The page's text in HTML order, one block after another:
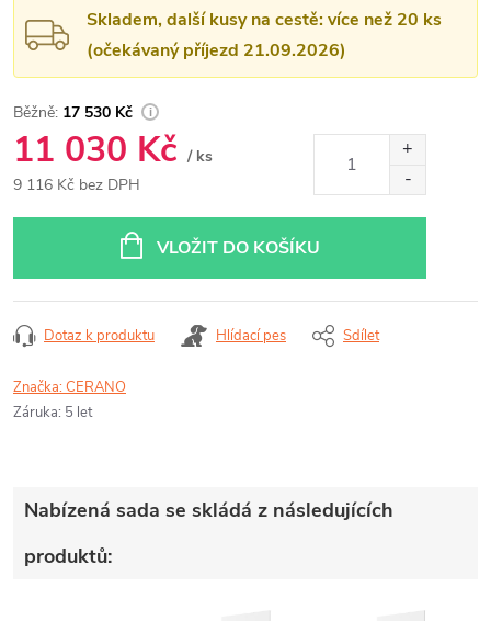
Skladem, další kusy na cestě: více než 20 ks
(očekávaný příjezd 21.09.2026)
17 530 Kč
11 030 Kč / ks
9 116 Kč bez DPH
VLOŽIT DO KOŠÍKU
Dotaz k produktu Hlídací pes Sdílet
Značka:CERANO
Záruka: 5 let
Nabízená sada se skládá z následujících
produktů: